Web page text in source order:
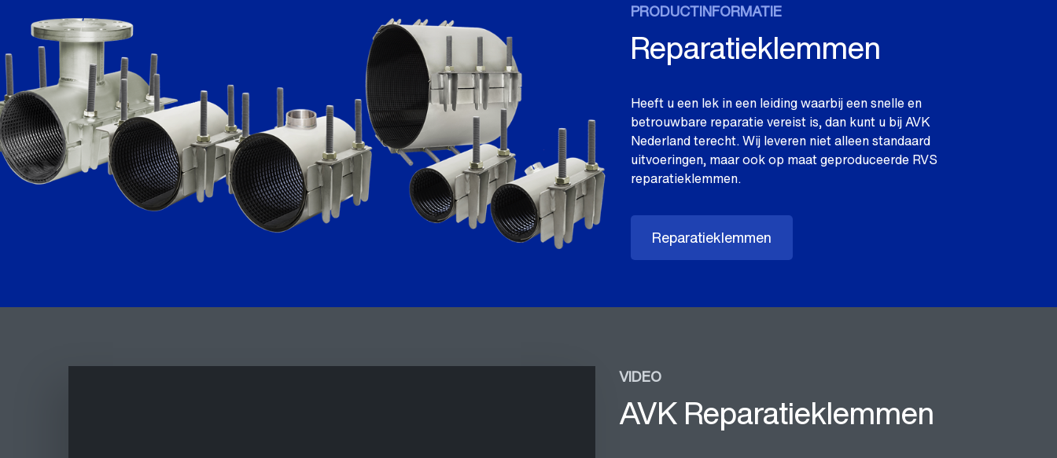
PRODUCTINFORMATIE
Reparatieklemmen
Heeft u een lek in een leiding waarbij een snelle en
betrouwbare reparatie vereist is, dan kunt u bij AVK
Nederland terecht. Wij leveren niet alleen standaard
uitvoeringen, maar ook op maat geproduceerde RVS
reparatieklemmen.
Reparatieklemmen
VIDEO
AVK Reparatieklemmen